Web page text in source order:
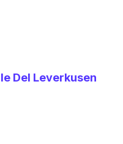
Del Leverkusen